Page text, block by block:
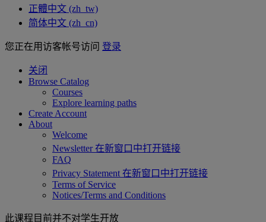
正體中文 ‎(zh_tw)‎
简体中文 ‎(zh_cn)‎
您正在用访客帐号访问 登录
关闭
Browse Catalog
Courses
Explore learning paths
Create Account
About
Welcome
Newsletter在新窗口中打开链接
FAQ
Privacy Statement 在新窗口中打开链接
Terms of Service
Notices/Terms and Conditions
此课程目前并不对学生开放